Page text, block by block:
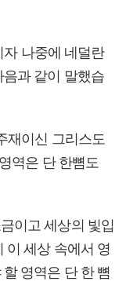
나중에 네덜란
과 같이 말했습
재이신 그리스도
역은 단 한뼘도
이고 세상의 빛입
이 세상 속에서 영
영역은 단 한 뼘